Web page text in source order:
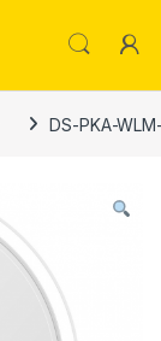
DS-PKA-